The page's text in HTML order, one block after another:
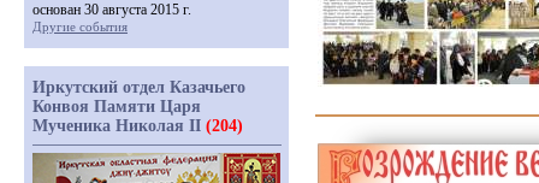
основан 30 августа 2015 г.
Другие события
Иркутский отдел Казачьего
Конвоя Памяти Царя
Мученика Николая II (204)